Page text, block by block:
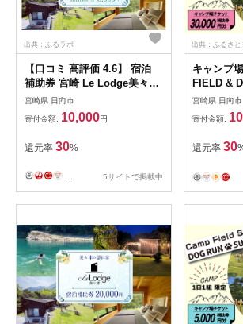
出典：ふるラボ
【口コミ 高評価 4.6】 宿泊
補助券 宮崎 Le Lodge美々津
宿泊補助券 3,000円分 1枚
[COAST GROUP 宮崎県 日向
市 452061482] 体験 アクティ
ビティ 川遊び サーフィン サ
ウナ BBQ 自然 メール便 メー
ル便対応
宮崎県 日向市
寄付金額: 10,000円
還元率 30%
... 5サイトで掲載中
出典：ふるさと
キャンプ
FIELD &
30,000円
市
利用補助
キャンプ
帰り アウ
宮崎県 日向市
寄付金額:
還元率 30